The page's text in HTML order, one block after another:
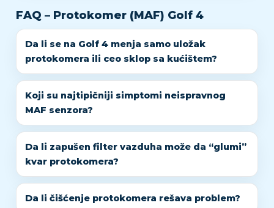
FAQ – Protokomer (MAF) Golf 4
Da li se na Golf 4 menja samo uložak
protokomera ili ceo sklop sa kućištem?
Koji su najtipičniji simptomi neispravnog
MAF senzora?
Da li zapušen filter vazduha može da “glumi”
kvar protokomera?
Da li čišćenje protokomera rešava problem?